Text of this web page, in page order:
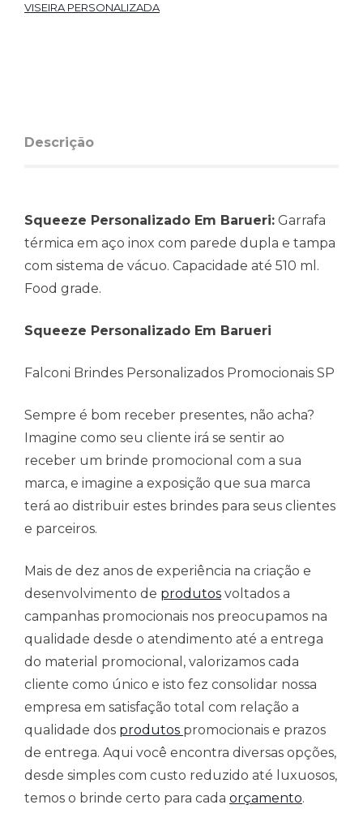
VISEIRA PERSONALIZADA
Descrição
Squeeze Personalizado Em Barueri: Garrafa
térmica em aço inox com parede dupla e tampa
com sistema de vácuo. Capacidade até 510 ml.
Food grade.
Squeeze Personalizado Em Barueri
Falconi Brindes Personalizados Promocionais SP
Sempre é bom receber presentes, não acha?
Imagine como seu cliente irá se sentir ao
receber um brinde promocional com a sua
marca, e imagine a exposição que sua marca
terá ao distribuir estes brindes para seus clientes
e parceiros.
Mais de dez anos de experiência na criação e
desenvolvimento de produtos voltados a
campanhas promocionais nos preocupamos na
qualidade desde o atendimento até a entrega
do material promocional, valorizamos cada
cliente como único e isto fez consolidar nossa
empresa em satisfação total com relação a
qualidade dos produtos promocionais e prazos
de entrega. Aqui você encontra diversas opções,
desde simples com custo reduzido até luxuosos,
temos o brinde certo para cada orçamento.